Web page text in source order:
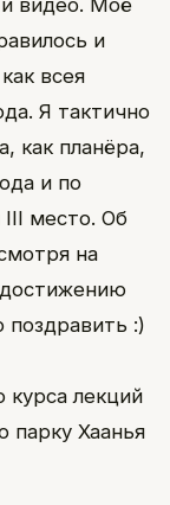
и
всея
Я тактично
как планёра,
и по
III место. Об
на
:)
курса лекций
парку Хаанья